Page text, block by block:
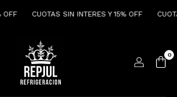
CUOTAS SIN INTERES Y 15% OFF CUOTAS SIN
0